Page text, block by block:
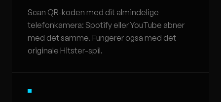
Scan QR-koden med dit almindelige
telefonkamera: Spotify eller YouTube abner
med det samme. Fungerer ogsa med det
originale Hitster-spil.